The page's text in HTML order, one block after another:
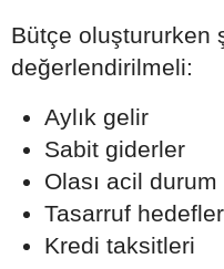
Bütçe oluştururken
değerlendirilmeli:
Aylık gelir
Sabit giderler
Olası acil durum
Tasarruf
Kredi taksitleri